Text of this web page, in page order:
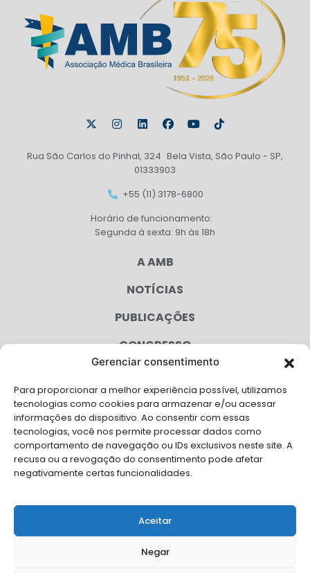
Gerenciar consentimento
Para proporcionar a melhor experiência possível, utilizamos
tecnologias como cookies para armazenar e/ou acessar
informações do dispositivo. Ao consentir com essas
tecnologias, você nos permite processar dados como
comportamento de navegação ou IDs exclusivos neste site. A
recusa ou a revogação do consentimento pode afetar
negativamente certas funcionalidades.
Aceitar
Negar
Rua São Carlos do Pinhal, 324 Bela Vista, São Paulo - SP,
01333903
+55 (11) 3178-6800
Horário de funcionamento:
Segunda à sexta: 9h às 18h
A AMB
NOTÍCIAS
PUBLICAÇÕES
CONGRESSO
CAMPANHAS
SERVIÇOS
FILIADAS
FALE CONOSCO
Solicite Apoio Institucional da AMB para o seu evento